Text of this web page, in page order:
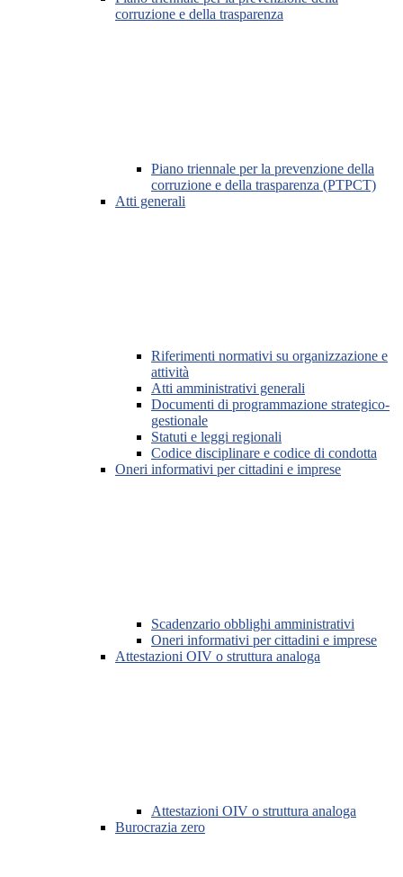
corruzione e della trasparenza
Piano triennale per la prevenzione della
corruzione e della trasparenza (PTPCT)
Atti generali
Riferimenti normativi su organizzazione e
attività
Atti amministrativi generali
Documenti di programmazione strategico-
gestionale
Statuti e leggi regionali
Codice disciplinare e codice di condotta
Oneri informativi per cittadini e imprese
Scadenzario obblighi amministrativi
Oneri informativi per cittadini e imprese
Attestazioni OIV o struttura analoga
Attestazioni OIV o struttura analoga
Burocrazia zero